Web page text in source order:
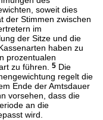
soweit dies
der Stimmen zwischen
im
der Sitze und die
haben zu
prozentualen
zu führen.
5Die
regelt die
Ende der Amtsdauer
vorsehen, dass die
an die
wird.